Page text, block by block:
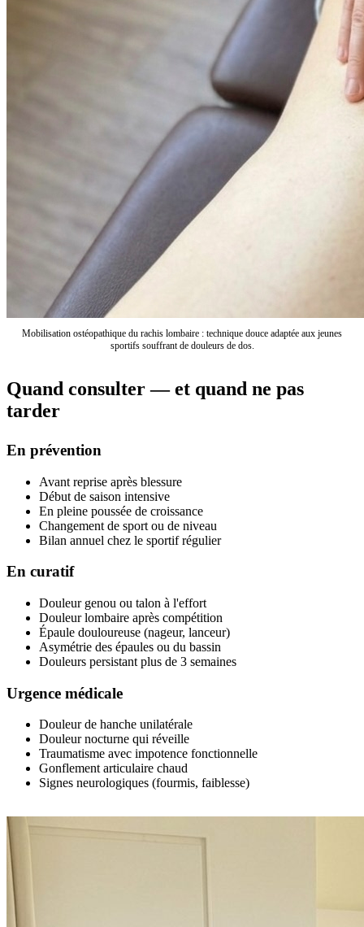
Mobilisation ostéopathique du rachis lombaire : technique douce adaptée aux jeunes
sportifs souffrant de douleurs de dos.
Quand consulter — et quand ne pas
tarder
En prévention
Avant reprise après blessure
Début de saison intensive
En pleine poussée de croissance
Changement de sport ou de niveau
Bilan annuel chez le sportif régulier
En curatif
Douleur genou ou talon à l'effort
Douleur lombaire après compétition
Épaule douloureuse (nageur, lanceur)
Asymétrie des épaules ou du bassin
Douleurs persistant plus de 3 semaines
Urgence médicale
Douleur de hanche unilatérale
Douleur nocturne qui réveille
Traumatisme avec impotence fonctionnelle
Gonflement articulaire chaud
Signes neurologiques (fourmis, faiblesse)